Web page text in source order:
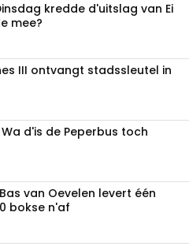
kredde d'uitslag van Ei
mee?
III ontvangt stadssleutel in
d'is de Peperbus toch
van Oevelen levert één
bokse n'af